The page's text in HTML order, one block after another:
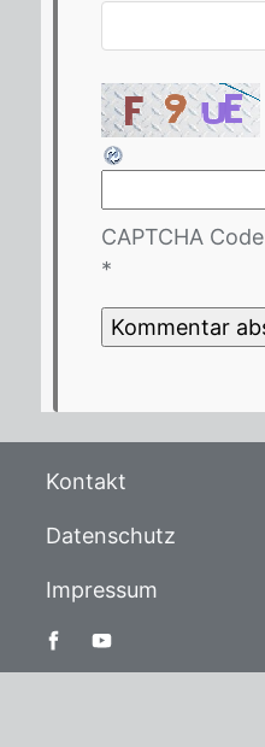
CAPTCHA Code
*
Kontakt
Datenschutz
Impressum